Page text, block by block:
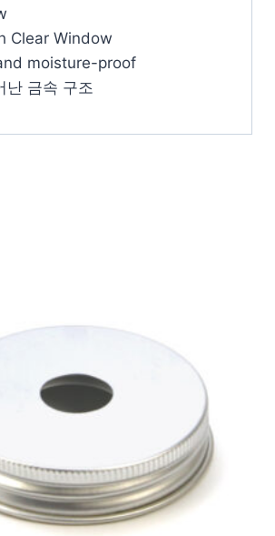
Clear Window
moisture-proof
난 금속 구조